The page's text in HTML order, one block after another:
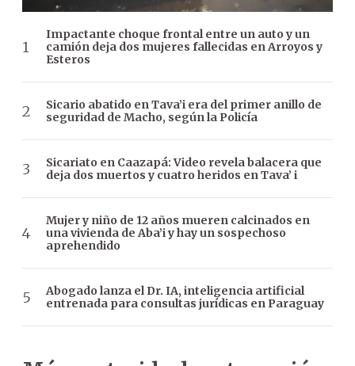
Impactante choque frontal entre un auto y un
camión deja dos mujeres fallecidas en Arroyos y
Esteros
Sicario abatido en Tava’i era del primer anillo de
seguridad de Macho, según la Policía
Sicariato en Caazapá: Video revela balacera que
deja dos muertos y cuatro heridos en Tava’ i
Mujer y niño de 12 años mueren calcinados en
una vivienda de Aba’i y hay un sospechoso
aprehendido
Abogado lanza el Dr. IA, inteligencia artificial
entrenada para consultas jurídicas en Paraguay